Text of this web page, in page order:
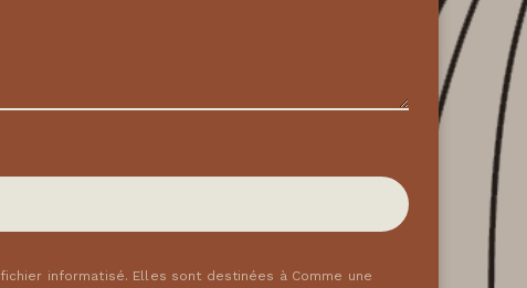
informatisé. Elles sont destinées à Comme une